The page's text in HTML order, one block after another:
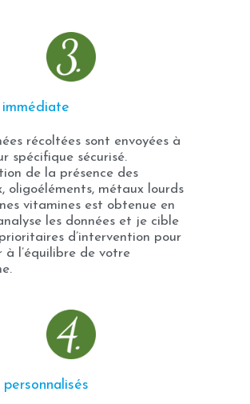
récoltées sont envoyées à
spécifique sécurisé.
de la présence des
oligoéléments, métaux lourds
vitamines est obtenue en
les données et je cible
prioritaires d’intervention pour
à l’équilibre de votre
personnalisés